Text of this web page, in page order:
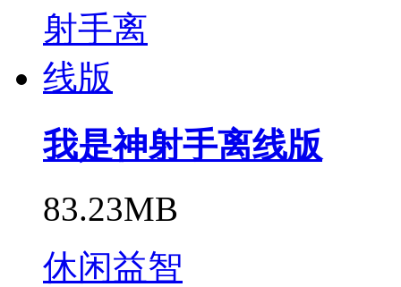
我是神射手离线版
83.23MB
休闲益智